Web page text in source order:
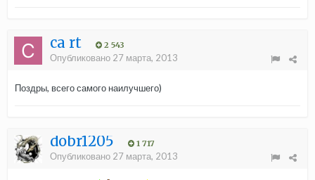
ca rt 2 543
Опубликовано 27 марта, 2013
Поздры, всего самого наилучшего)
dobr1205 1 717
Опубликовано 27 марта, 2013